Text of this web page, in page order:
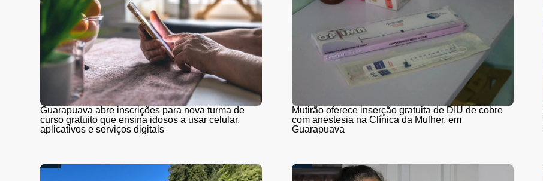
Guarapuava abre inscrições para nova turma de
curso gratuito que ensina idosos a usar celular,
aplicativos e serviços digitais
Mutirão oferece inserção gratuita de DIU de cobre
com anestesia na Clínica da Mulher, em
Guarapuava